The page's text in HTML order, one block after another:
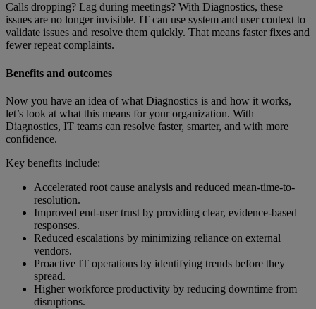
Calls dropping? Lag during meetings? With Diagnostics, these
issues are no longer invisible. IT can use system and user context to
validate issues and resolve them quickly. That means faster fixes and
fewer repeat complaints.
Benefits and outcomes
Now you have an idea of what Diagnostics is and how it works,
let’s look at what this means for your organization. With
Diagnostics, IT teams can resolve faster, smarter, and with more
confidence.
Key benefits include:
Accelerated root cause analysis and reduced mean-time-to-
resolution.
Improved end-user trust by providing clear, evidence-based
responses.
Reduced escalations by minimizing reliance on external
vendors.
Proactive IT operations by identifying trends before they
spread.
Higher workforce productivity by reducing downtime from
disruptions.